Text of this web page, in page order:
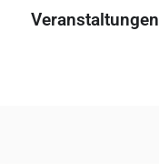
Veranstaltungen